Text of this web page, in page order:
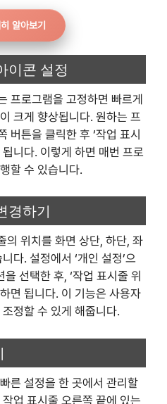
알아보기
이콘 설정
프로그램을 고정하면 빠르게
크게 향상됩니다. 원하는 프
버튼을 클릭한 후 ‘작업 표시
니다. 이렇게 하면 매번 프로
할 수 있습니다.
경하기
의 위치를 화면 상단, 하단, 좌
다. 설정에서 ‘개인 설정’으
을 선택한 후, ‘작업 표시줄 위
면 됩니다. 이 기능은 사용자
정할 수 있게 해줍니다.
른 설정을 한 곳에서 관리할
업 표시줄 오른쪽 끝에 있는